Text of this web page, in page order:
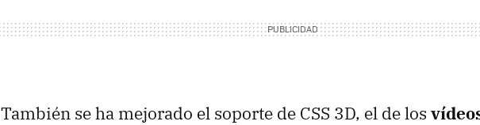
También se ha mejorado el soporte de CSS 3D, el de los